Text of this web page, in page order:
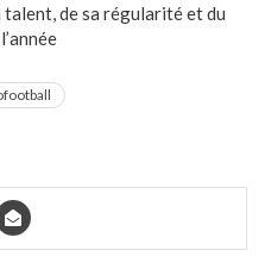
talent, de sa régularité et du